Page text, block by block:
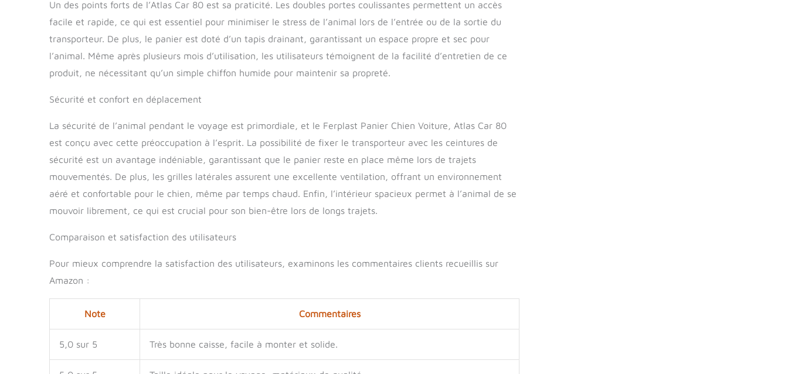
Un des points forts de l’Atlas Car 80 est sa praticité. Les doubles portes coulissantes permettent un accès
facile et rapide, ce qui est essentiel pour minimiser le stress de l’animal lors de l’entrée ou de la sortie du
transporteur. De plus, le panier est doté d’un tapis drainant, garantissant un espace propre et sec pour
l’animal. Même après plusieurs mois d’utilisation, les utilisateurs témoignent de la facilité d’entretien de ce
produit, ne nécessitant qu’un simple chiffon humide pour maintenir sa propreté.
Sécurité et confort en déplacement
La sécurité de l’animal pendant le voyage est primordiale, et le Ferplast Panier Chien Voiture, Atlas Car 80
est conçu avec cette préoccupation à l’esprit. La possibilité de fixer le transporteur avec les ceintures de
sécurité est un avantage indéniable, garantissant que le panier reste en place même lors de trajets
mouvementés. De plus, les grilles latérales assurent une excellente ventilation, offrant un environnement
aéré et confortable pour le chien, même par temps chaud. Enfin, l’intérieur spacieux permet à l’animal de se
mouvoir librement, ce qui est crucial pour son bien-être lors de longs trajets.
Comparaison et satisfaction des utilisateurs
Pour mieux comprendre la satisfaction des utilisateurs, examinons les commentaires clients recueillis sur
Amazon :
Note Commentaires
5,0 sur 5 Très bonne caisse, facile à monter et solide.